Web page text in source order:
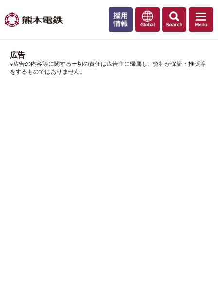
広告
※広告の内容等に関する一切の責任は広告主に帰属し、弊社が保証・推奨等
をするものではありません。